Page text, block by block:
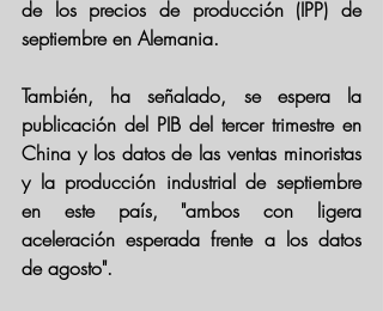
de los precios de producción (IPP) de
septiembre en Alemania.
También, ha señalado, se espera la
publicación del PIB del tercer trimestre en
China y los datos de las ventas minoristas
y la producción industrial de septiembre
en este país, "ambos con ligera
aceleración esperada frente a los datos
de agosto".